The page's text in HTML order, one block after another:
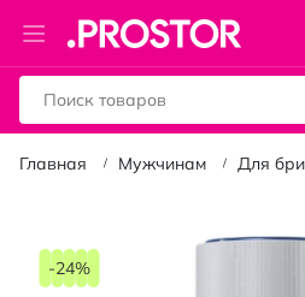
Toggle
Nav
Главная Мужчинам Для
перейти
-24%